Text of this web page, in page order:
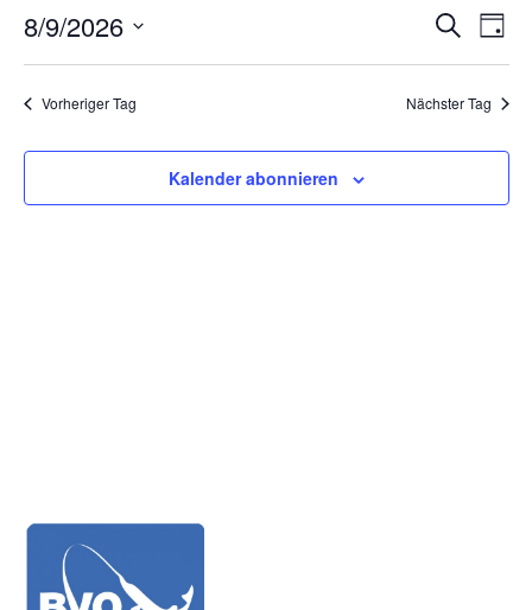
9,
2026 Suche
SucheTag
8/9/2026
Datum
wählen.
Vorheriger Tag Nächster Tag
Kalender abonnieren